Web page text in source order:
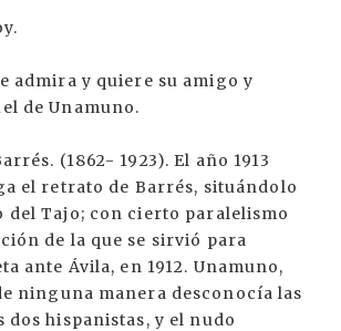
admira y quiere su amigo y
de Unamuno.
(1862- 1923). El año 1913
el retrato de Barrés, situándolo
del Tajo; con cierto paralelismo
de la que se sirvió para
ante Ávila, en 1912. Unamuno,
ninguna manera desconocía las
dos hispanistas, y el nudo